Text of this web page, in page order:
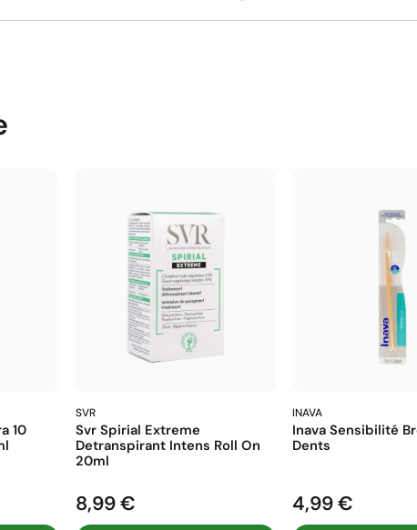
10
SVR
Svr Spirial Extreme
Detranspirant Intens Roll On
20ml
Prix
8,99 €
INAVA
Inava Sensibilité
Dents
Prix
4,99 €